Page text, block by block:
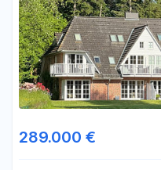
289.000 €